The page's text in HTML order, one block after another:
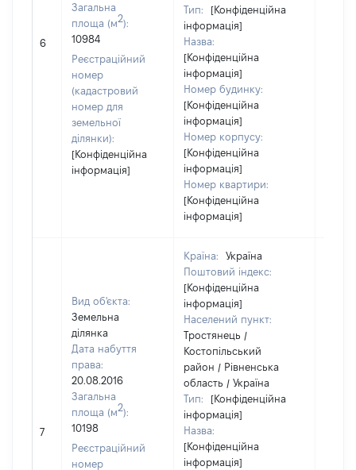
6
Загальна
площа (м2):
10984
Реєстраційний
номер
(кадастровий
номер для
земельної
ділянки):
[Конфіденційна
інформація]
Тип:
[Конфіденційна
інформація]
Назва:
[Конфіденційна
інформація]
Номер будинку:
[Конфіденційна
інформація]
Номер корпусу:
[Конфіденційна
інформація]
Номер квартири:
[Конфіденційна
інформація]
7
Вид об'єкта:
Земельна
ділянка
Дата набуття
права:
20.08.2016
Загальна
площа (м2):
10198
Реєстраційний
номер
Країна:
Україна
Поштовий індекс:
[Конфіденційна
інформація]
Населений пункт:
Тростянець /
Костопільський
район / Рівненська
область / Україна
Тип:
[Конфіденційна
інформація]
Назва:
[Конфіденційна
інформація]